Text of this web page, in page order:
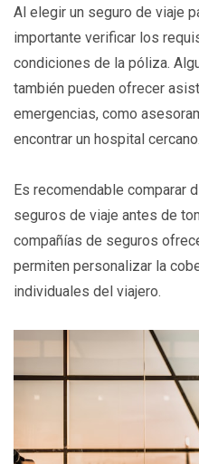
Al elegir un seguro de viaje
importante verificar los
condiciones de la póliza.
también pueden ofrecer
emergencias, como
encontrar un hospital cercano.
Es recomendable comparar
seguros de viaje antes de
compañías de seguros
permiten personalizar la
individuales del viajero.